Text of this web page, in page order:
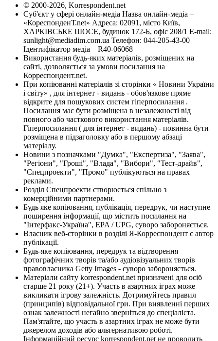
© 2000-2026, Korrespondent.net
Суб'єкт у сфері онлайн-медіа Назва онлайн-медіа –
«КореспонденТ.net» Адреса: 02091, місто Київ,
ХАРКІВСЬКЕ ШОСЕ, будинок 172-Б, офіс 208/1 E-mail:
sunlight@mediadim.com.ua Телефон: 044-205-43-00
Ідентифікатор медіа – R40-06068
Використання будь-яких матеріалів, розміщених на
сайті, дозволяється за умови посилання на
Корреспондент.net.
При копіюванні матеріалів зі сторінки « Новини України
і світу» , для інтернет - видань - обов'язкове пряме
відкрите для пошукових систем гіперпосилання .
Посилання має бути розміщена в незалежності від
повного або часткового використання матеріалів.
Гіперпосилання ( для інтернет - видань) - повинна бути
розміщена в підзаголовку або в першому абзаці
матеріалу.
Новини з позначками "Думка", "Експертиза", "Заява",
"Регіони", "Гроші", "Влада", "Вибори", "Тест-драйв",
"Спецпроекти", "Промо" публікуються на правах
реклами.
Розділ Спецпроекти створюється спільно з
комерційними партнерами.
Будь яке копіювання, публікація, передрук, чи наступне
поширення інформації, що містить посилання на
"Інтерфакс-Україна", EPA / UPG, суворо забороняється.
Власник веб-сторінки в розділі Я-Корреспондент є автор
публікації.
Будь-яке копіювання, передрук та відтворення
фотографічних творів та/або аудіовізуальних творів
правовласника Getty Images - суворо забороняється.
Матеріали сайту korrespondent.net призначені для осіб
старше 21 року (21+). Участь в азартних іграх може
викликати ігрову залежність. Дотримуйтесь правил
(принципів) відповідальної гри. При виявленні перших
ознак залежності негайно зверніться до спеціаліста.
Пам'ятайте, що участь в азартних іграх не може бути
джерелом доходів або альтернативою роботі.
Інформаційний ресурс korrespondent.net не проводить